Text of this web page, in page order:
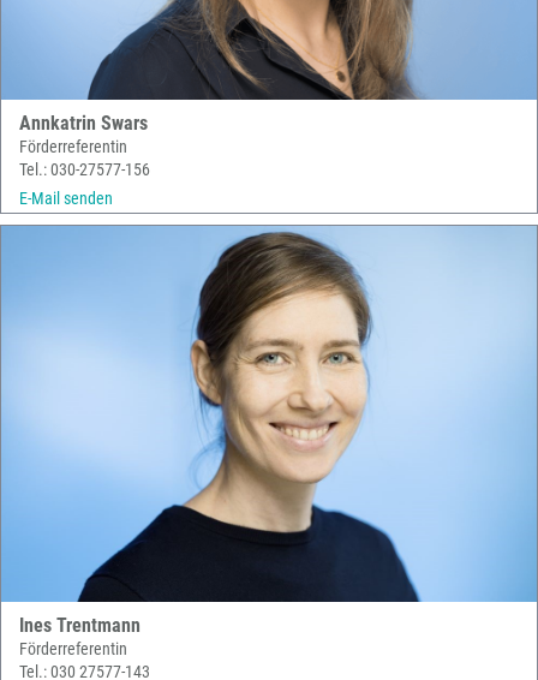
Annkatrin Swars
Förderreferentin
Tel.: 030-27577-156
E-Mail senden
Ines Trentmann
Förderreferentin
Tel.: 030 27577-143